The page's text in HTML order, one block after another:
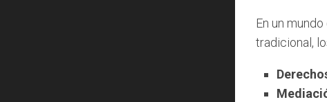
En un
tradicional,